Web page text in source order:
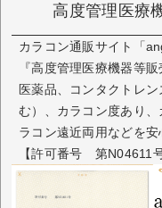
高度管理医療
カラコン通販サイト「
『高度管理医療機器等
医薬品、コンタクトレ
む）、カラコン度あり
ラコン遠近両用などを安
【許可番号 第N04611号